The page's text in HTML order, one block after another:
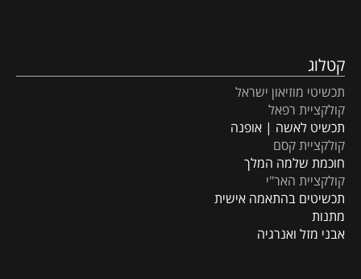
קטלוג
תכשיטי מוזיאון ישראל
קולקציית רפאל
תכשיט לאשה | אופנה
קולקציית קסם
חוכמת שלמה המלך
קולקציית האר"י
תכשיטים בהתאמה אישית
מתנות
אבני מזל ואנרגיה